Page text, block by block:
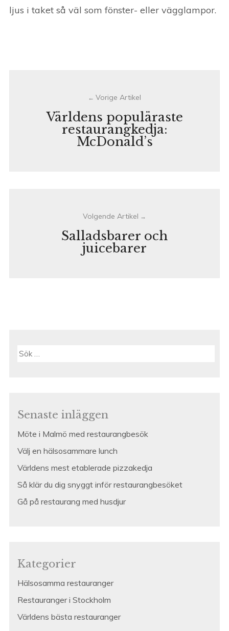
ljus i taket så väl som fönster- eller vägglampor.
navigation
Världens populäraste
restaurangkedja:
McDonald’s
Salladsbarer och
juicebarer
Sök
Senaste inläggen
Möte i Malmö med restaurangbesök
Välj en hälsosammare lunch
Världens mest etablerade pizzakedja
Så klär du dig snyggt inför restaurangbesöket
Gå på restaurang med husdjur
Kategorier
Hälsosamma restauranger
Restauranger i Stockholm
Världens bästa restauranger